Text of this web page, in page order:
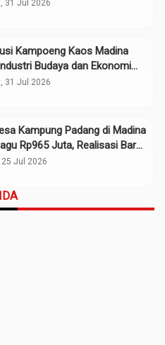
31 Jul 2026
Kampoeng Kaos Madina
Budaya dan Ekonomi
31 Jul 2026
Kampung Padang di Madina
Rp965 Juta, Realisasi Baru
25 Jul 2026